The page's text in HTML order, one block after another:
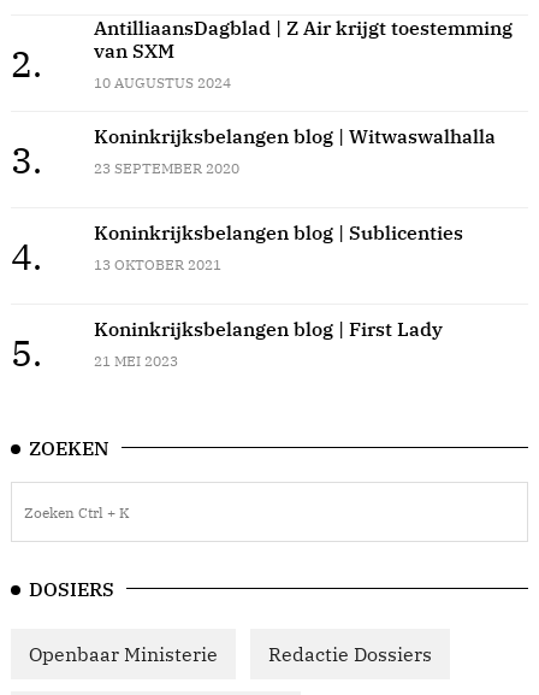
2.
AntilliaansDagblad | Z Air krijgt toestemming
van SXM
10 AUGUSTUS 2024
3.
Koninkrijksbelangen blog | Witwaswalhalla
23 SEPTEMBER 2020
4.
Koninkrijksbelangen blog | Sublicenties
13 OKTOBER 2021
5.
Koninkrijksbelangen blog | First Lady
21 MEI 2023
ZOEKEN
DOSIERS
Openbaar Ministerie Redactie Dossiers